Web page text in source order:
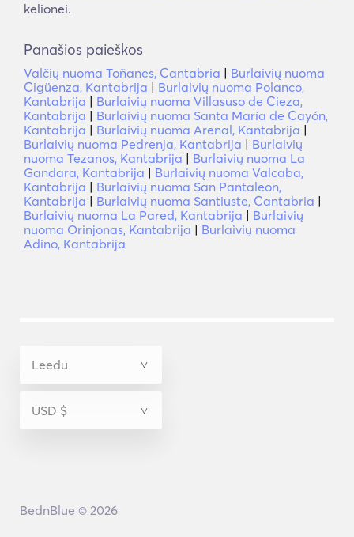
kelionei.
Panašios paieškos
Valčių nuoma Toñanes, Cantabria | Burlaivių nuoma
Cigüenza, Kantabrija | Burlaivių nuoma Polanco,
Kantabrija | Burlaivių nuoma Villasuso de Cieza,
Kantabrija | Burlaivių nuoma Santa María de Cayón,
Kantabrija | Burlaivių nuoma Arenal, Kantabrija |
Burlaivių nuoma Pedrenja, Kantabrija | Burlaivių
nuoma Tezanos, Kantabrija | Burlaivių nuoma La
Gandara, Kantabrija | Burlaivių nuoma Valcaba,
Kantabrija | Burlaivių nuoma San Pantaleon,
Kantabrija | Burlaivių nuoma Santiuste, Cantabria |
Burlaivių nuoma La Pared, Kantabrija | Burlaivių
nuoma Orinjonas, Kantabrija | Burlaivių nuoma
Adino, Kantabrija
BednBlue © 2026